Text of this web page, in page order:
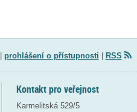
prohlášení o přístupnosti RSS
Kontakt pro veřejnost
Karmelitská 529/5